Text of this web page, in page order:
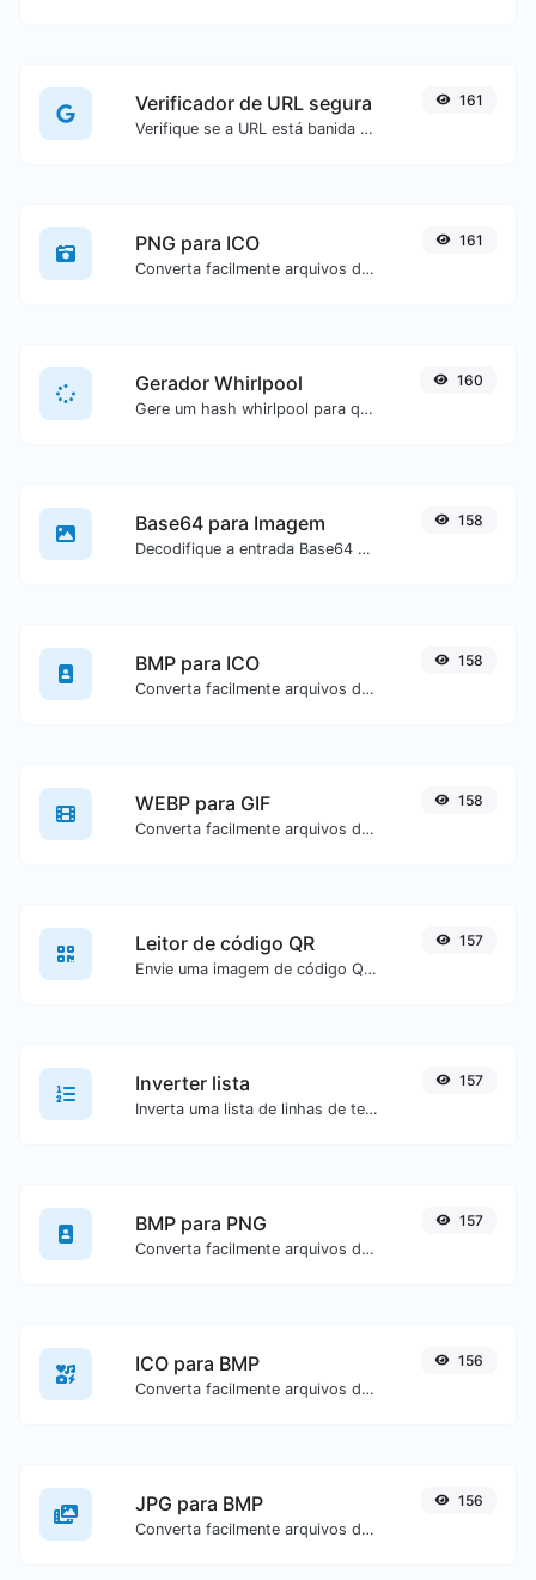
Verificador de URL segura
Verifique se a URL está banida e marcada como segura/insegura pelo Google.
161
PNG para ICO
Converta facilmente arquivos de imagem PNG para ICO.
161
Gerador Whirlpool
Gere um hash whirlpool para qualquer entrada de texto.
160
Base64 para Imagem
Decodifique a entrada Base64 para uma imagem.
158
BMP para ICO
Converta facilmente arquivos de imagem BMP para ICO.
158
WEBP para GIF
Converta facilmente arquivos de imagem WEBP para GIF.
158
Leitor de código QR
Envie uma imagem de código QR e extraia os dados contidos nela.
157
Inverter lista
Inverta uma lista de linhas de texto fornecidas.
157
BMP para PNG
Converta facilmente arquivos de imagem BMP para PNG.
157
ICO para BMP
Converta facilmente arquivos de imagem ICO para BMP.
156
JPG para BMP
Converta facilmente arquivos de imagem JPG para BMP.
156